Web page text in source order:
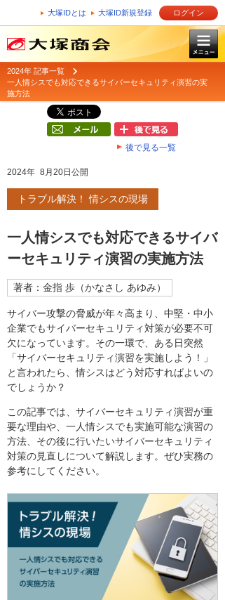
大塚IDとは 大塚ID新規登録 ログイン
2024年 記事一覧
一人情シスでも対応できるサイバーセキュリティ演習の実
施方法
後で見る一覧
2024年 8月20日公開
トラブル解決！ 情シスの現場
一人情シスでも対応できるサイバ
ーセキュリティ演習の実施方法
著者：金指 歩（かなさし あゆみ）
サイバー攻撃の脅威が年々高まり、中堅・中小
企業でもサイバーセキュリティ対策が必要不可
欠になっています。その一環で、ある日突然
「サイバーセキュリティ演習を実施しよう！」
と言われたら、情シスはどう対応すればよいの
でしょうか？
この記事では、サイバーセキュリティ演習が重
要な理由や、一人情シスでも実施可能な演習の
方法、その後に行いたいサイバーセキュリティ
対策の見直しについて解説します。ぜひ実務の
参考にしてください。